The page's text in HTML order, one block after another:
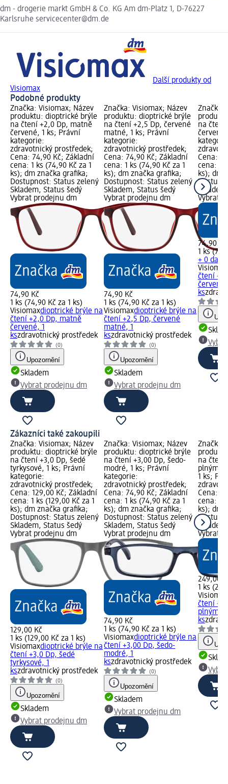
dm - drogerie markt GmbH & Co. KG Am dm-Platz 1, D-76227
Karlsruhe servicecenter@dm.de
Další produkty od
Visiomax
Podobné produkty
Značka: Visiomax; Název
produktu: dioptrické brýle
na čtení +2,0 Dp, matně
červené, 1 ks; Právní
kategorie:
zdravotnický prostředek;
Cena: 74,90 Kč; Základní
cena: 1 ks (74,90 Kč za 1
ks); dm značka grafika;
Dostupnost: Status zelený
Skladem, Status šedý
Vybrat prodejnu dm
74,90 Kč
1 ks (74,90 Kč za 1 ks)
Visiomaxdioptrické brýle na
čtení +2,0 Dp, matně
červené, 1
kszdravotnický prostředek
(0)
Upozornění
Skladem
Vybrat prodejnu dm
Značka: Visiomax; Název
produktu: dioptrické brýle
na čtení +2,5 Dp, červené
matné, 1 ks; Právní
kategorie:
zdravotnický prostředek;
Cena: 74,90 Kč; Základní
cena: 1 ks (74,90 Kč za 1
ks); dm značka grafika;
Dostupnost: Status zelený
Skladem, Status šedý
Vybrat prodejnu dm
74,90 Kč
1 ks (74,90 Kč za 1 ks)
Visiomaxdioptrické brýle na
čtení +2,5 Dp, červené
matné, 1
kszdravotnický prostředek
(0)
Upozornění
Skladem
Vybrat prodejnu dm
Značka:
na čtení
Cena:
cena: 1
ks); dm
Vybrat
74,90 Kč
1 ks
+ 0
Visiomax
čtení
červené,
ks
Zákazníci také zakoupili
Značka: Visiomax; Název
produktu: dioptrické brýle
na čtení +3,0 Dp, šedé
tyrkysové, 1 ks; Právní
kategorie:
zdravotnický prostředek;
Cena: 129,00 Kč; Základní
cena: 1 ks (129,00 Kč za 1
ks); dm značka grafika;
Dostupnost: Status zelený
Skladem, Status šedý
Vybrat prodejnu dm
129,00 Kč
1 ks (129,00 Kč za 1 ks)
Visiomaxdioptrické brýle na
čtení +3,0 Dp, šedé
tyrkysové, 1
kszdravotnický prostředek
(0)
Upozornění
Skladem
Vybrat prodejnu dm
Značka: Visiomax; Název
produktu: dioptrické brýle
na čtení +3,00 Dp, šedo-
modré, 1 ks; Právní
kategorie:
zdravotnický prostředek;
Cena: 74,90 Kč; Základní
cena: 1 ks (74,90 Kč za 1
ks); dm značka grafika;
Dostupnost: Status zelený
Skladem, Status šedý
Vybrat prodejnu dm
74,90 Kč
1 ks (74,90 Kč za 1 ks)
Visiomaxdioptrické brýle na
čtení +3,00 Dp, šedo-
modré, 1
kszdravotnický prostředek
(0)
Upozornění
Skladem
Vybrat prodejnu dm
Značka:
na čtení
plnými
1 ks;
Cena:
cena: 1
ks); dm
Vybrat
249,00
1 ks
Visiomax
čtení
ks